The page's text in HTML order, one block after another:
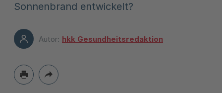
Sonnenbrand entwickelt?
Autor: hkk Gesundheitsredaktion